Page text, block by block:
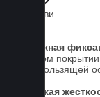
на обуви
Надежная
штатном
антискользящей
Высокая